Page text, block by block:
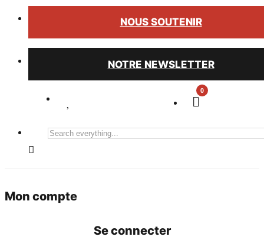
NOUS SOUTENIR
NOTRE NEWSLETTER
0
Search
Mon compte
Se connecter